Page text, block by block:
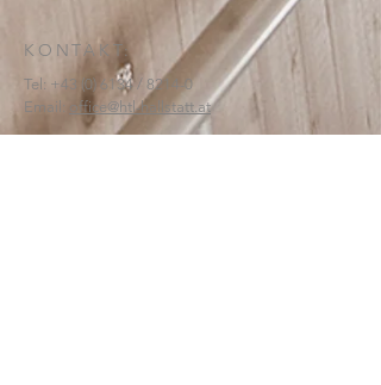
KONTAKT:
Tel: +43 (0) 6134/ 8214-0
Email:
office@htl-hallstatt.at